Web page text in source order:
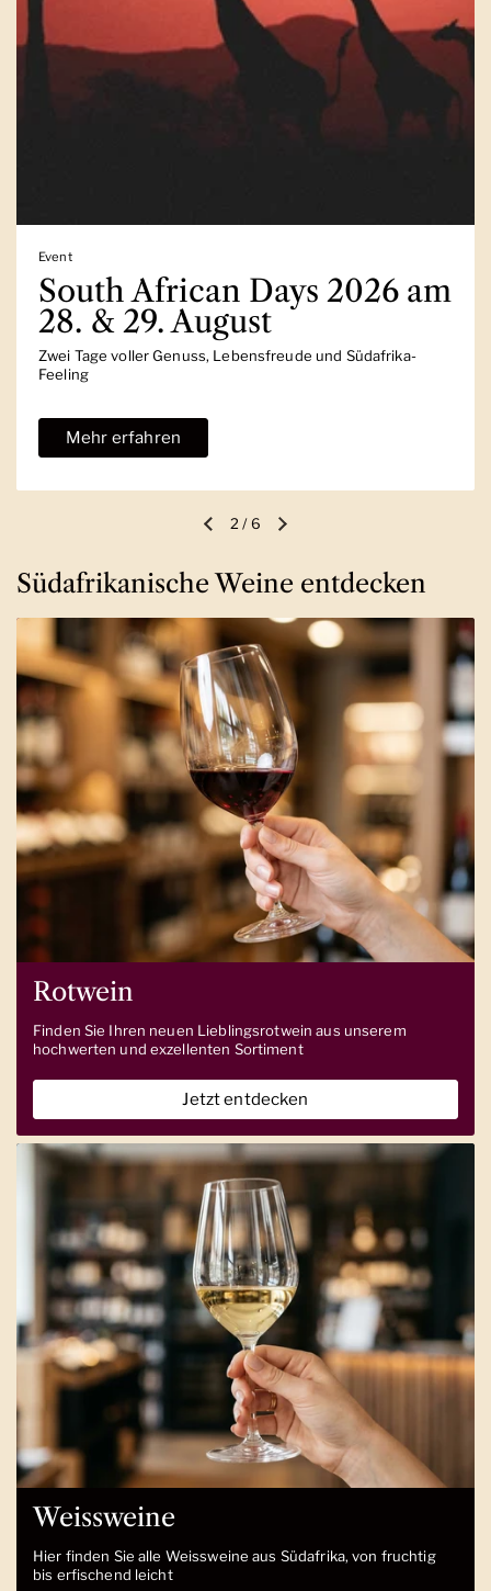
Event
South African Days 2026 am
28. & 29. August
Zwei Tage voller Genuss, Lebensfreude und Südafrika-
Feeling
Mehr erfahren
Vorherige FolieNächste Folie
2 /6
Südafrikanische Weine entdecken
Rotwein
Finden Sie Ihren neuen Lieblingsrotwein aus unserem
hochwerten und exzellenten Sortiment
Jetzt entdecken
Weissweine
Hier finden Sie alle Weissweine aus Südafrika, von fruchtig
bis erfischend leicht